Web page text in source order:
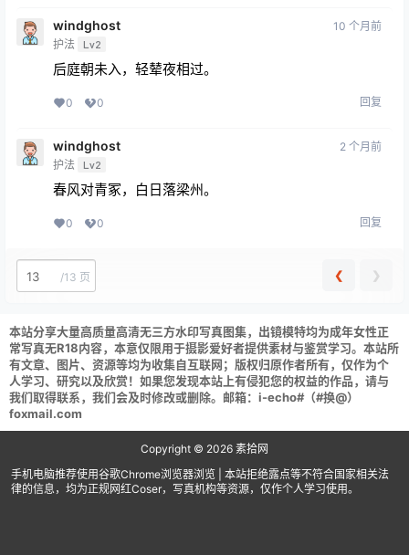
windghost
护法 Lv2
10 个月前
后庭朝未入，轻辇夜相过。
0 0 回复
windghost
护法 Lv2
2 个月前
春风对青冢，白日落梁州。
0 0 回复
/13 页 ❮ ❯
本站分享大量高质量高清无三方水印写真图集，出镜模特均为成年女性正
常写真无R18内容，本意仅限用于摄影爱好者提供素材与鉴赏学习。本站所
有文章、图片、资源等均为收集自互联网；版权归原作者所有，仅作为个
人学习、研究以及欣赏！如果您发现本站上有侵犯您的权益的作品，请与
我们取得联系，我们会及时修改或删除。邮箱：i-echo#（#换@）
foxmail.com
Copyright © 2026 素拾网
手机电脑推荐使用谷歌Chrome浏览器浏览 | 本站拒绝露点等不符合国家相关法
律的信息，均为正规网红Coser，写真机构等资源，仅作个人学习使用。